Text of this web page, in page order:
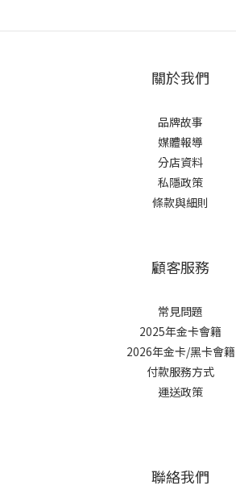
關於我們
品牌故事
媒體報導
分店資料
私隱政策
條款與細則
顧客服務
常見問題
2025年金卡會籍
2026年金卡/黑卡會籍
付款服務方式
運送政策
聯絡我們